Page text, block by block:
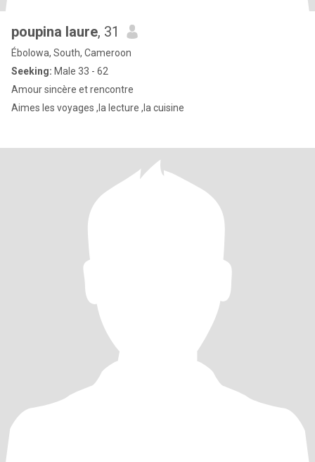
poupina laure, 31
Ébolowa, South, Cameroon
Seeking: Male 33 - 62
Amour sincère et rencontre
Aimes les voyages ,la lecture ,la cuisine